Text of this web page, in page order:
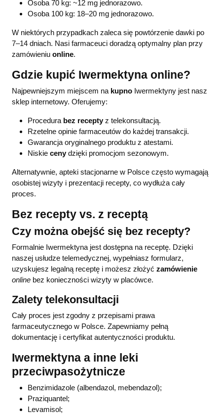
Osoba 70 kg: ~12 mg jednorazowo.
Osoba 100 kg: 18–20 mg jednorazowo.
W niektórych przypadkach zaleca się powtórzenie dawki po
7–14 dniach. Nasi farmaceuci doradzą optymalny plan przy
zamówieniu online.
Gdzie kupić Iwermektyna online?
Najpewniejszym miejscem na kupno Iwermektyny jest nasz
sklep internetowy. Oferujemy:
Procedura bez recepty z telekonsultacją.
Rzetelne opinie farmaceutów do każdej transakcji.
Gwarancja oryginalnego produktu z atestami.
Niskie ceny dzięki promocjom sezonowym.
Alternatywnie, apteki stacjonarne w Polsce często wymagają
osobistej wizyty i prezentacji recepty, co wydłuża cały
proces.
Bez recepty vs. z receptą
Czy można obejść się bez recepty?
Formalnie Iwermektyna jest dostępna na receptę. Dzięki
naszej usłudze telemedycznej, wypełniasz formularz,
uzyskujesz legalną receptę i możesz złożyć zamówienie
online bez konieczności wizyty w placówce.
Zalety telekonsultacji
Cały proces jest zgodny z przepisami prawa
farmaceutycznego w Polsce. Zapewniamy pełną
dokumentację i certyfikat autentyczności produktu.
Iwermektyna a inne leki
przeciwpasożytnicze
Benzimidazole (albendazol, mebendazol);
Praziquantel;
Levamisol;